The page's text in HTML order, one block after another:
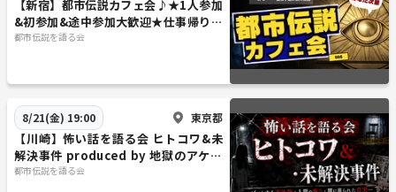
上ロック、夜馬裕、吉田悠軌、いたこ28号、松原タニシ、田中俊行、牛
抱千夏、深津さくら、響洋平、好井まさお、匠平、都市ボーイズ、三木
大雲、濱幸成、大島てる、カチモード、ほけんと怪談、伊山亮吉、スズ
サク、島田秀平、ナナフシギ、ゾゾゾ、オカルトスイーパーズ、オウマ
ガトキ、デニ怖、貧乏中年TV、トウマ、暗夜、DAYTONA INTERNATION
AL、犬鳴トンネル、恐山、ヨコザワ・プロダクション、ホテル活魚、八
幡の薮知らず、蒲田のゲームセンター、将門の首塚、深泥池、富士の樹
海、千日デパート、江古田の森公園、千駄ヶ谷トンネル、サンシャイン
池袋、四谷怪談、真景累ヶ淵、遠野物語、おしら様、人魚、河童、天
狗、鬼、座敷童、生き人形、山の牧場、なまなりさん、あべこべ、コト
【新宿】都市伝説カフェ会♪★1人参加
&初参加&途中参加大歓迎★仕事帰りに
楽しいご縁を♪毎回満員御礼★出会い
都市伝説を語る会
8/21(金) 19:00 東京都
【川崎】怖い話を語る会 ヒトコワ&未
解決事件 produced by 地獄のアケミ
倶楽部
都市伝説を語る会